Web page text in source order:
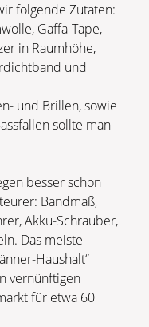
folgende Zutaten:
Gaffa-Tape,
in Raumhöhe,
und
und Brillen, sowie
sollte man
besser schon
Bandmaß,
Akku-Schrauber,
Das meiste
Haushalt“
vernünftigen
für etwa 60